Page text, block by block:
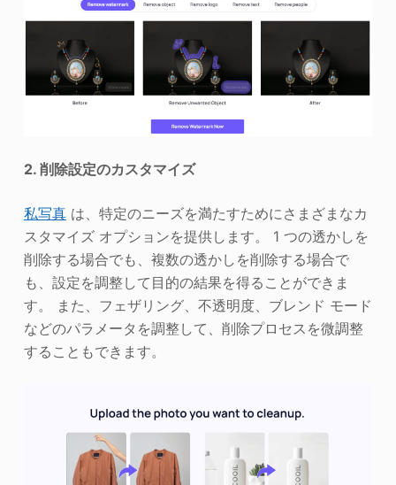
2. 削除設定のカスタマイズ
私写真は、特定のニーズを満たすためにさまざまなカ
スタマイズ オプションを提供します。 1 つの透かしを
削除する場合でも、複数の透かしを削除する場合で
も、設定を調整して目的の結果を得ることができま
す。 また、フェザリング、不透明度、ブレンド モード
などのパラメータを調整して、削除プロセスを微調整
することもできます。